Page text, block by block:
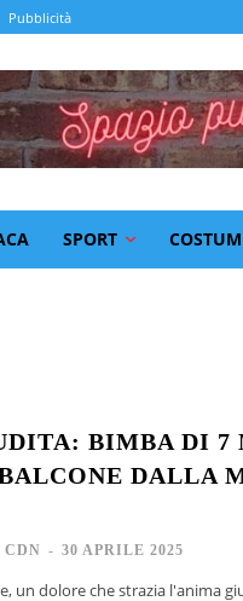
Pubblicità
SPORT
BIMBA DI 7
DALLA
CDN - 30 APRILE 2025
un dolore che strazia l'anima